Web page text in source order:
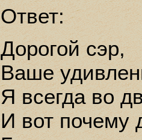
Ответ:
Дорогой сэр,
Ваше
Я всегда во
И вот почему